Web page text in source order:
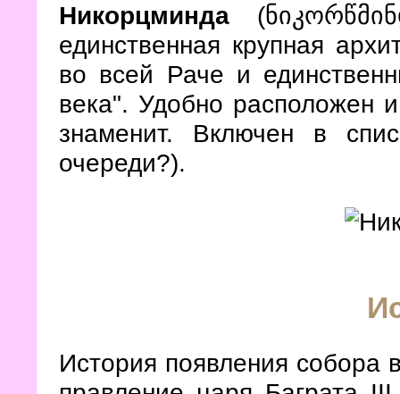
Никорцминда
единственная крупная
во всей Раче и
века". Удобно расположен
знаменит. Включен в
очереди?).
История появления собора